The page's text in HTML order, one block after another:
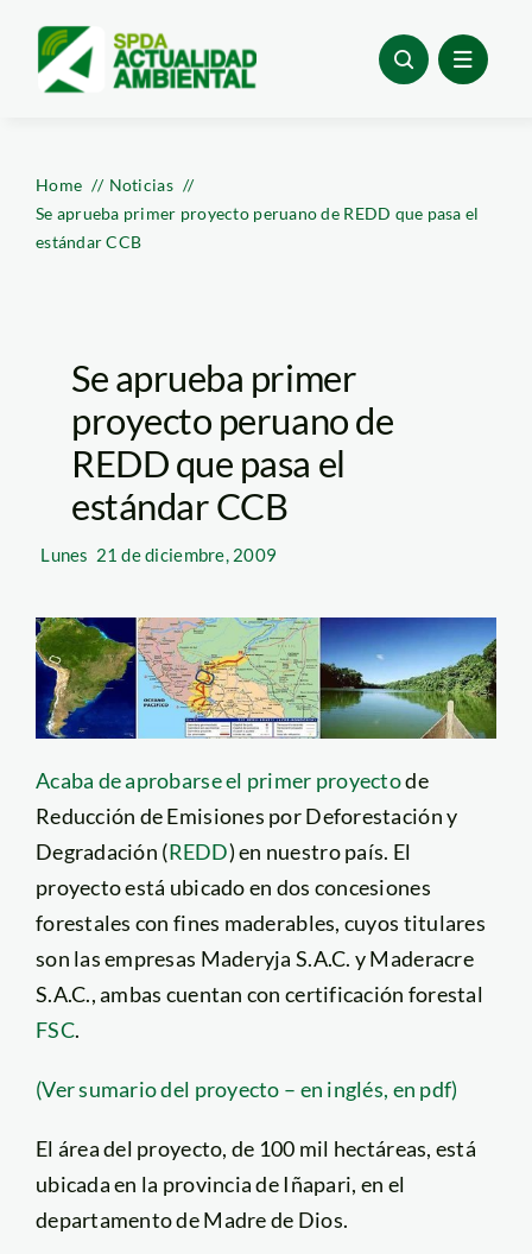
content
Home
Noticias
Se aprueba primer proyecto peruano de REDD que pasa el
estándar CCB
Se aprueba primer
proyecto peruano de
REDD que pasa el
estándar CCB
Lunes 21 de diciembre, 2009
Acaba de aprobarse el primer proyectode
Reducción de Emisiones por Deforestación y
Degradación (REDD) en nuestro país. El
proyecto está ubicado en dos concesiones
forestales con fines maderables, cuyos titulares
son las empresas Maderyja S.A.C. y Maderacre
S.A.C., ambas cuentan con certificación forestal
FSC.
(Ver sumario del proyecto – en inglés, en pdf)
El área del proyecto, de 100 mil hectáreas, está
ubicada en la provincia de Iñapari, en el
departamento de Madre de Dios.